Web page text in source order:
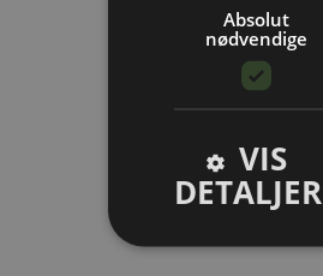
Absolut
nødvendige
VIS
DETALJER